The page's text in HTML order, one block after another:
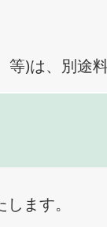
)は、別途
ます。